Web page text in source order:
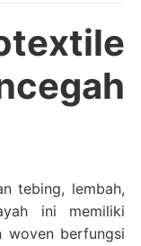
tebing, lembah,
ini memiliki
woven berfungsi